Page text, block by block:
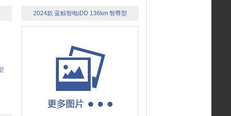
2024款 蓝鲸智电iDD 136km 智尊型